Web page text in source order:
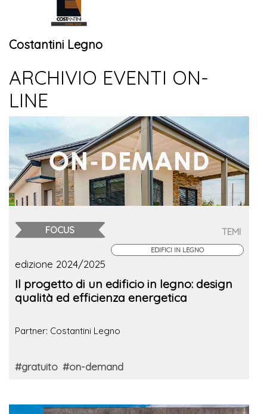
Costantini Legno
ARCHIVIO EVENTI ON-
LINE
FOCUS TEMI
EDIFICI IN LEGNO
edizione 2024/2025
Il progetto di un edificio in legno: design
qualità ed efficienza energetica
Partner: Costantini Legno
#gratuito #on-demand